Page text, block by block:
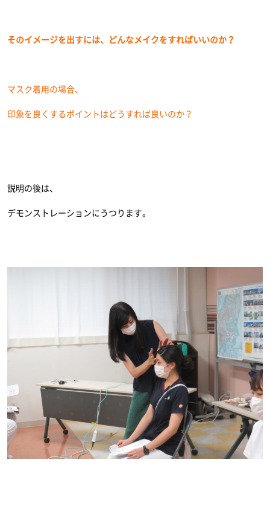
そのイメージを出すには、どんなメイクをすればいいのか？
マスク着用の場合、
印象を良くするポイントはどうすれば良いのか？
説明の後は、
デモンストレーションにうつります。